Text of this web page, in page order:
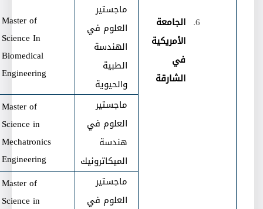
الجامعة
الأمريكية
في
الشارقة
ماجستير
العلوم في
الهندسة
الطبية
والحيوية
Master of
Science In
Biomedical
Engineering
ماجستير
العلوم في
هندسة
الميكاترونيك
Master of
Science in
Mechatronics
Engineering
ماجستير
العلوم في
Master of
Science in